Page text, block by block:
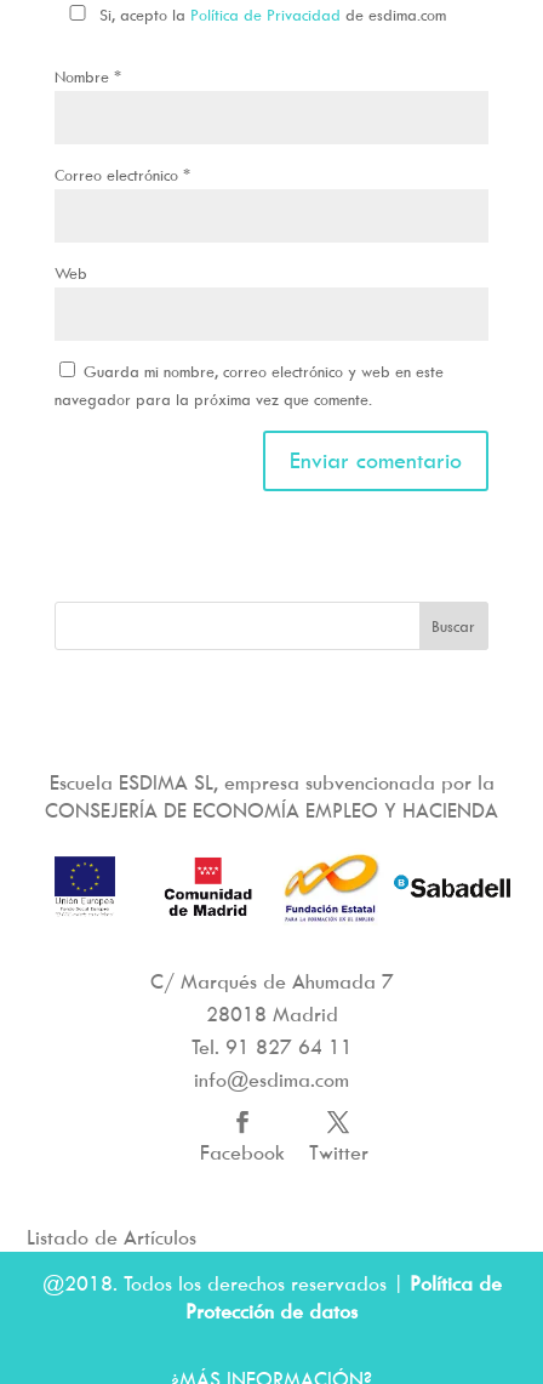
Si, acepto la Política de Privacidad de esdima.com
Nombre *
Correo electrónico *
Web
Guarda mi nombre, correo electrónico y web en este
navegador para la próxima vez que comente.
¿MÁS INFORMACIÓN?
Escuela ESDIMA SL, empresa subvencionada por la
CONSEJERÍA DE ECONOMÍA EMPLEO Y HACIENDA
C/ Marqués de Ahumada 7
28018 Madrid
Tel. 91 827 64 11
info@esdima.com
Facebook Twitter
Listado de Artículos
@2018. Todos los derechos reservados | Política de
Protección de datos